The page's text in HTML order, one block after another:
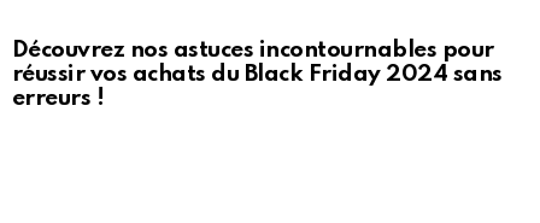
Découvrez nos astuces incontournables pour
réussir vos achats du Black Friday 2024 sans
erreurs !